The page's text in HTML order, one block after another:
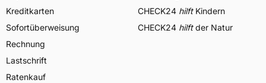
Kreditkarten
Sofortüberweisung
Rechnung
Lastschrift
Ratenkauf
CHECK24 hilftKindern
CHECK24 hilftder Natur